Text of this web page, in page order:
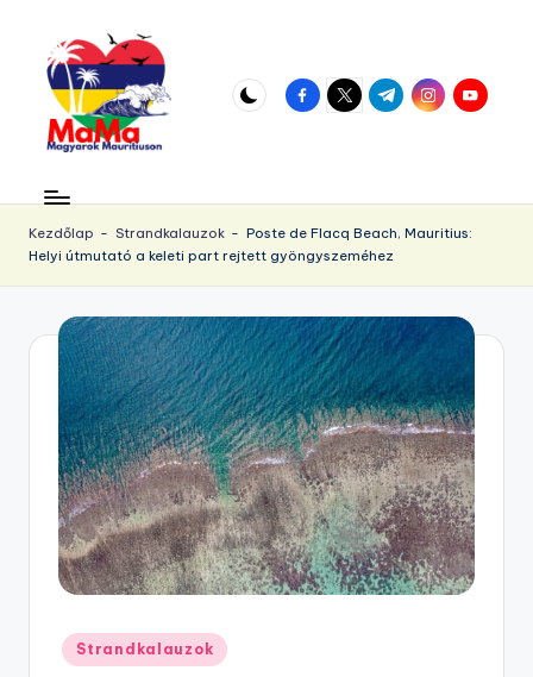
content
u
ri
ti
s.
az
örökös
napsütés!
facebook.com
twitter.com
t.me instagram.com
Kezdőlap - Strandkalauzok - Poste de Flacq Beach, Mauritius:
Helyi útmutató a keleti part rejtett gyöngyszeméhez
Posted
in
Strandkalauzok